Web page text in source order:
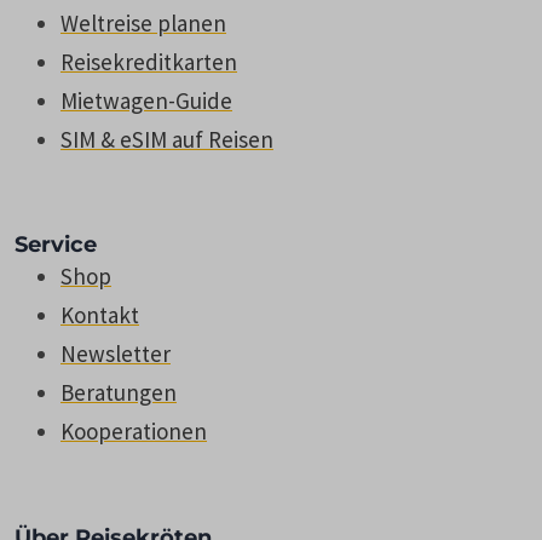
Weltreise planen
Reisekreditkarten
Mietwagen-Guide
SIM & eSIM auf Reisen
Service
Shop
Kontakt
Newsletter
Beratungen
Kooperationen